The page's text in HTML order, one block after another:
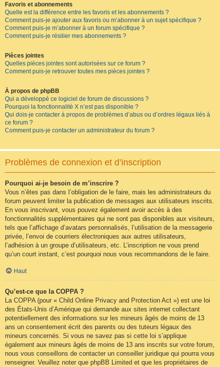
Favoris et abonnements
Quelle est la différence entre les favoris et les abonnements ?
Comment puis-je ajouter aux favoris ou m’abonner à un sujet spécifique ?
Comment puis-je m’abonner à un forum spécifique ?
Comment puis-je résilier mes abonnements ?
Pièces jointes
Quelles pièces jointes sont autorisées sur ce forum ?
Comment puis-je retrouver toutes mes pièces jointes ?
À propos de phpBB
Qui a développé ce logiciel de forum de discussions ?
Pourquoi la fonctionnalité X n’est pas disponible ?
Qui dois-je contacter à propos de problèmes d’abus ou d’ordres légaux liés à
ce forum ?
Comment puis-je contacter un administrateur du forum ?
Problèmes de connexion et d’inscription
Pourquoi ai-je besoin de m’inscrire ?
Vous n’êtes pas dans l’obligation de le faire, mais les administrateurs du
forum peuvent limiter la publication de messages aux utilisateurs inscrits.
En vous inscrivant, vous pouvez également avoir accès à des
fonctionnalités supplémentaires qui ne sont pas disponibles aux visiteurs,
tels que l’affichage d’avatars personnalisés, l’utilisation de la messagerie
privée, l’envoi de courriers électroniques aux autres utilisateurs,
l’adhésion à un groupe d’utilisateurs, etc. L’inscription ne vous prend
qu’un court instant, c’est pourquoi nous vous recommandons de le faire.
Haut
Qu’est-ce que la COPPA ?
La COPPA (pour « Child Online Privacy and Protection Act ») est une loi
des États-Unis d’Amérique qui demande aux sites internet collectant
potentiellement des informations sur les mineurs âgés de moins de 13
ans un consentement écrit des parents ou des tuteurs légaux des
mineurs concernés. Si vous ne savez pas si cette loi s’applique
également aux mineurs âgés de moins de 13 ans inscrits sur votre forum,
nous vous conseillons de contacter un conseiller juridique qui pourra vous
renseigner. Veuillez noter que phpBB Limited et que les propriétaires de